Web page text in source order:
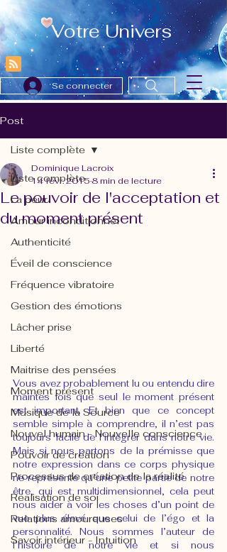
Votre Univers
Se connecter
Post
Liste complète
La peur
Amour inconditionnel
Authenticité
Éveil de conscience
Fréquence vibratoire
Gestion des émotions
Lâcher prise
Liberté
Maitrise des pensées
Moment présent
Musique de la Source
Nouvel humain - Nouvelle conscience
Pouvoir de création
Processus de création de la réalité
Réalisation de soi
Relations amoureuses
Savoir intérieur - Intuition
Liste complète
Le pouvoir de l'acceptation et
du moment présent
Dominique Lacroix
14 févr. 2015 8 min de lecture
Vous avez probablement lu ou entendu dire
maintes fois que seul le moment présent
est important. Et bien que ce concept
semble simple à comprendre, il n’est pas
toujours facile de l’intégrer dans notre vie.
Mais si nous partons de la prémisse que
notre expression dans ce corps physique
ne représente qu’une petite partie de notre
être, qui est multidimensionnel, cela peut
nous aider à voir les choses d’un point de
vue plus élevé que celui de l’égo et la
personnalité. Nous sommes l’auteur de
l’histoire de notre vie et si nous